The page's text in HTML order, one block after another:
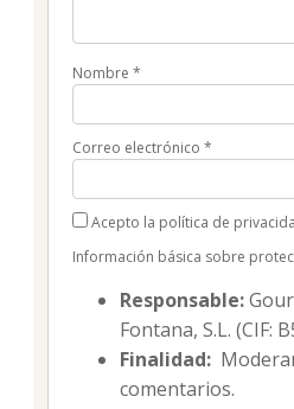
Nombre *
Correo electrónico *
Acepto la política de
Información básica sobre
Responsable:
Fontana, S.L. (CIF:
Finalidad:
comentarios.